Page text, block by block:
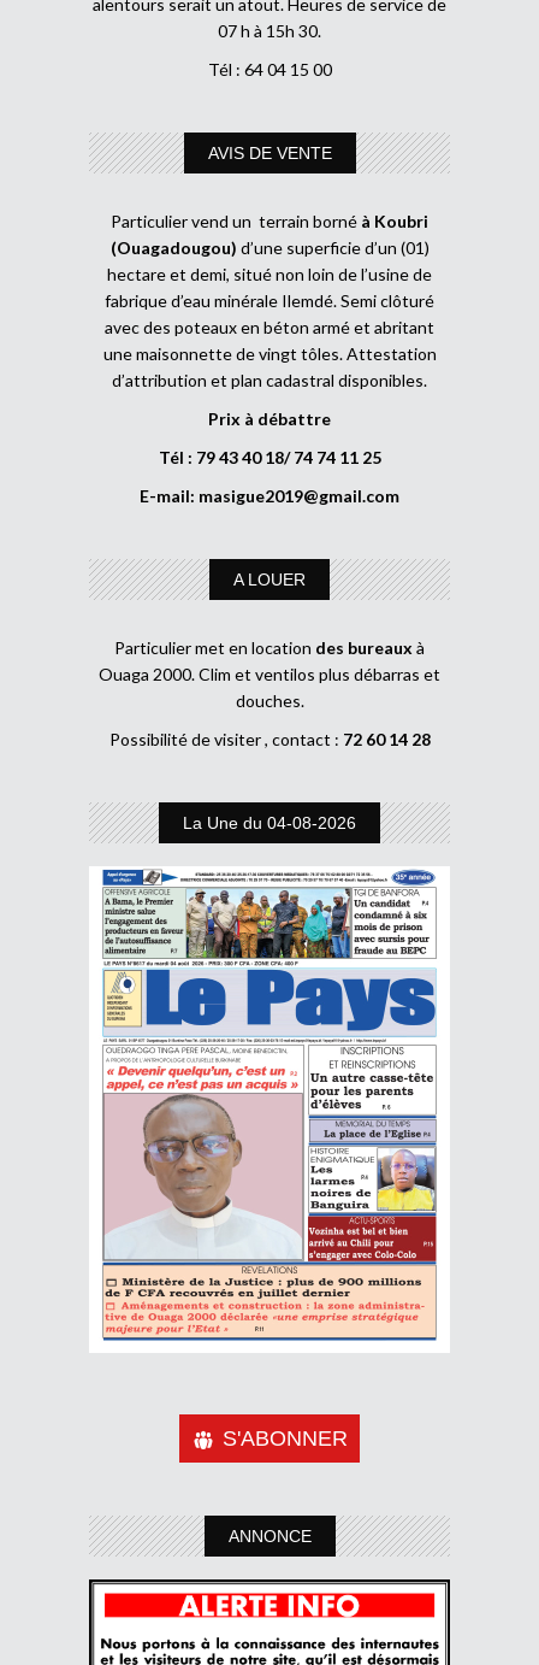
alentours serait un atout. Heures de service de
07 h à 15h 30.
Tél : 64 04 15 00
AVIS DE VENTE
Particulier vend un terrain borné à Koubri
(Ouagadougou) d’une superficie d’un (01)
hectare et demi, situé non loin de l’usine de
fabrique d’eau minérale Ilemdé. Semi clôturé
avec des poteaux en béton armé et abritant
une maisonnette de vingt tôles. Attestation
d’attribution et plan cadastral disponibles.
Prix à débattre
Tél : 79 43 40 18/ 74 74 11 25
E-mail: masigue2019@gmail.com
A LOUER
Particulier met en location des bureaux à
Ouaga 2000. Clim et ventilos plus débarras et
douches.
Possibilité de visiter , contact : 72 60 14 28
La Une du 04-08-2026
S'ABONNER
ANNONCE